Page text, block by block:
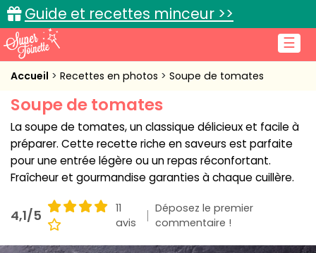
☰
Guide et recettes minceur >>
Accueil
Recettes de cuisine
Cuisine pratique
L'actu cuisine
Accueil Recettes en photos Soupe de tomates
Soupe de tomates
La soupe de tomates, un classique délicieux et facile à
préparer. Cette recette riche en saveurs est parfaite
pour une entrée légère ou un repas réconfortant.
Fraîcheur et gourmandise garanties à chaque cuillère.
4,1/5
11
avis
Déposez le premier
commentaire !